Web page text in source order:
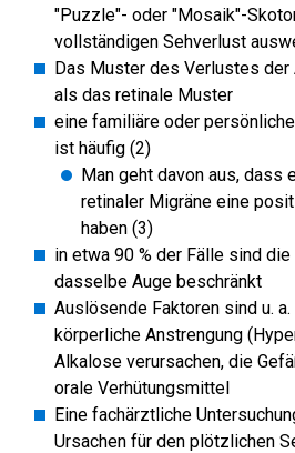
"Puzzle"- oder "Mosaik"-
vollständigen Sehverlust
Das Muster des Verlustes
als das retinale Muster
eine familiäre oder
ist häufig (2)
Man geht davon aus, dass
retinaler Migräne eine
haben (3)
in etwa 90 % der Fälle sind
dasselbe Auge beschränkt
Auslösende Faktoren sind u.
körperliche Anstrengung
Alkalose verursachen, die
orale Verhütungsmittel
Eine fachärztliche
Ursachen für den plötzlichen